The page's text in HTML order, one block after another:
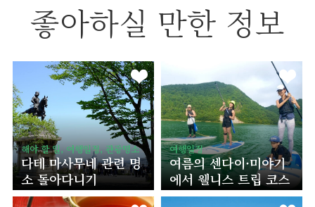
좋아하실 만한 정보
해야 할 일, 여행일정, 관광명소
다테 마사무네 관련 명
소 돌아다니기
여행일정
여름의 센다이·미야기
에서 웰니스 트립 코스